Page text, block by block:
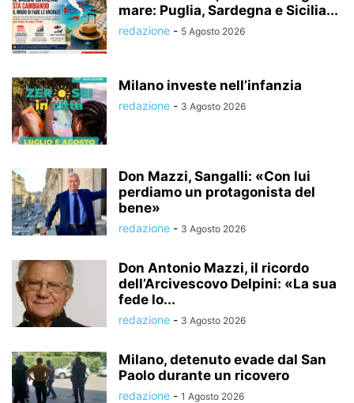
mare: Puglia, Sardegna e Sicilia...
redazione - 5 Agosto 2026
Milano investe nell’infanzia
redazione - 3 Agosto 2026
Don Mazzi, Sangalli: «Con lui
perdiamo un protagonista del
bene»
redazione - 3 Agosto 2026
Don Antonio Mazzi, il ricordo
dell’Arcivescovo Delpini: «La sua
fede lo...
redazione - 3 Agosto 2026
Milano, detenuto evade dal San
Paolo durante un ricovero
redazione - 1 Agosto 2026